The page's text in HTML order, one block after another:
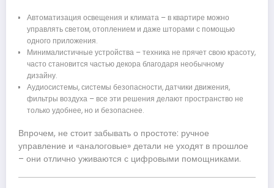
Автоматизация освещения и климата – в квартире можно
управлять светом, отоплением и даже шторами с помощью
одного приложения.
Минималистичные устройства – техника не прячет свою красоту,
часто становится частью декора благодаря необычному
дизайну.
Аудиосистемы, системы безопасности, датчики движения,
фильтры воздуха – все эти решения делают пространство не
только удобнее, но и безопаснее.
Впрочем, не стоит забывать о простоте: ручное
управление и «аналоговые» детали не уходят в прошлое
– они отлично уживаются с цифровыми помощниками.